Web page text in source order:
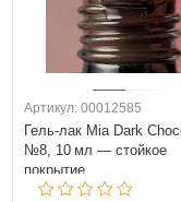
Артикул: 00012585
Гель‑лак Mia Dark
№8, 10 мл — стойкое
покрытие